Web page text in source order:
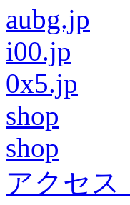
aubg.jp
i00.jp
0x5.jp
shop
shop
アクセ